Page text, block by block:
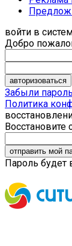
войти в
Добро
Забыли
Политика
Восстановите
Пароль будет